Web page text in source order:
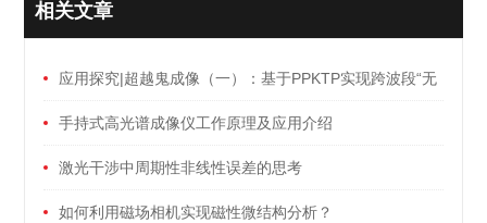
相关文章
应用探究|超越鬼成像（一）：基于PPKTP实现跨波段“无
探测”量子成像
手持式高光谱成像仪工作原理及应用介绍
激光干涉中周期性非线性误差的思考
如何利用磁场相机实现磁性微结构分析？